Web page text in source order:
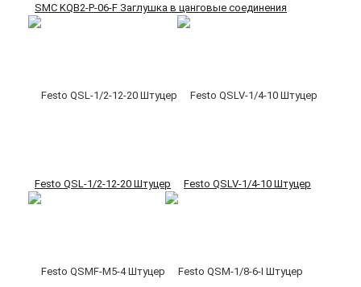
SMC KQB2-P-06-F Заглушка в цанговые соединения
Festo QSL-1/2-12-20 Штуцер Festo QSLV-1/4-10 Штуцер